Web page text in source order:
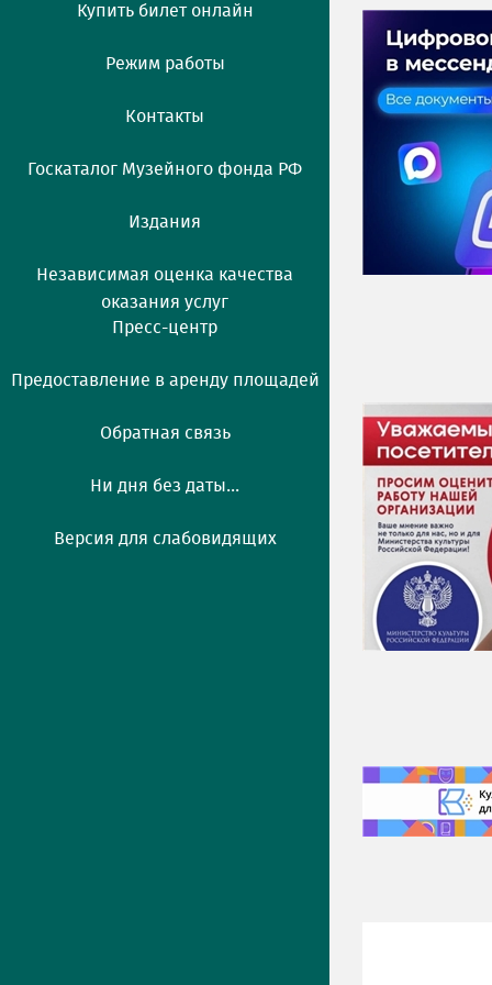
Купить билет онлайн
Режим работы
Контакты
Госкаталог Музейного фонда РФ
Издания
Независимая оценка качества
оказания услуг
Пресс-центр
Предоставление в аренду площадей
Обратная связь
Ни дня без даты...
Версия для слабовидящих